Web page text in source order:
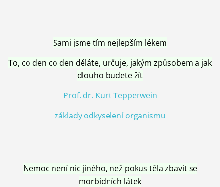
Sami jsme tím nejlepším lékem
To, co den co den děláte, určuje, jakým způsobem a jak
dlouho budete žít
Prof. dr. Kurt Tepperwein
základy odkyselení organismu
Nemoc není nic jiného, než pokus těla zbavit se
morbidních látek